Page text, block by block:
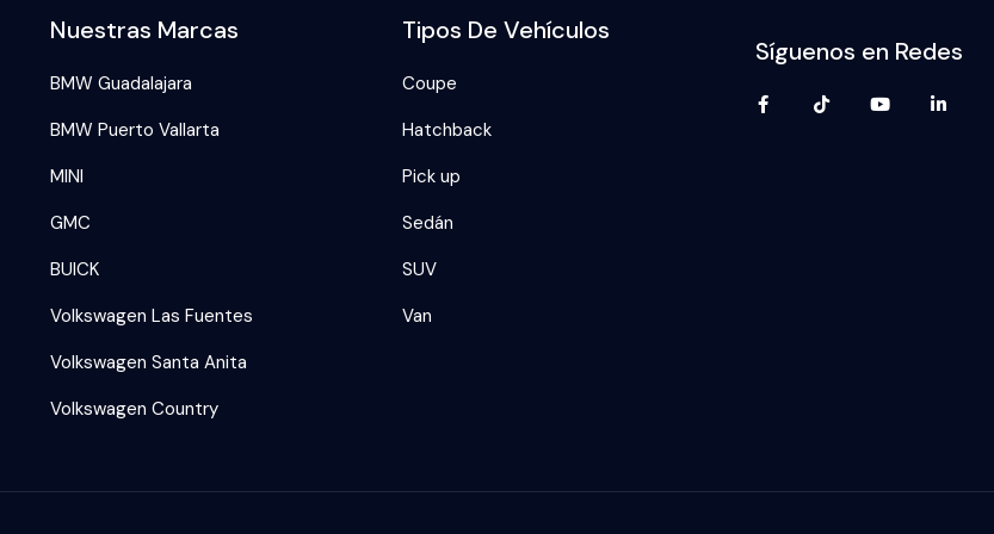
Nuestras Marcas
BMW Guadalajara
BMW Puerto Vallarta
MINI
GMC
BUICK
Volkswagen Las Fuentes
Volkswagen Santa Anita
Volkswagen Country
Tipos De Vehículos
Coupe
Hatchback
Pick up
Sedán
SUV
Van
Síguenos en Redes